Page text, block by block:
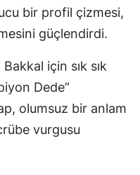
bir profil çizmesi,
güçlendirdi.
için sık sık
Dede”
olumsuz bir anlam
vurgusu